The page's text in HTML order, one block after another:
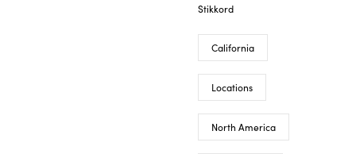
Stikkord
California
Locations
North America